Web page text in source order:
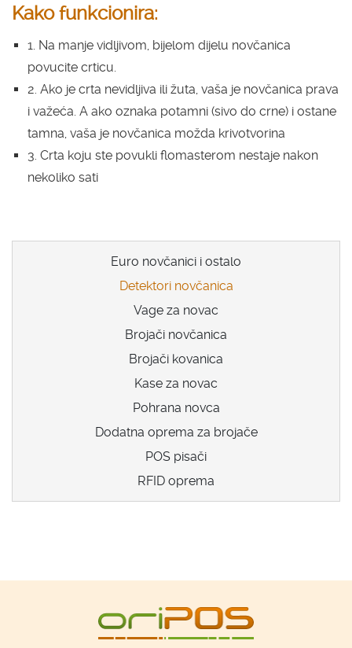
Kako funkcionira:
1. Na manje vidljivom, bijelom dijelu novčanica
povucite crticu.
2. Ako je crta nevidljiva ili žuta, vaša je novčanica prava
i važeća. A ako oznaka potamni (sivo do crne) i ostane
tamna, vaša je novčanica možda krivotvorina
3. Crta koju ste povukli flomasterom nestaje nakon
nekoliko sati
Euro novčanici i ostalo
Detektori novčanica
Vage za novac
Brojači novčanica
Brojači kovanica
Kase za novac
Pohrana novca
Dodatna oprema za brojače
POS pisači
RFID oprema